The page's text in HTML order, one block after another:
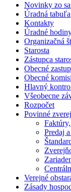
Novinky zo
Úradná tabuľa
Kontakty
Úradné
Organizačná
Starosta
Zástupca
Obecné
Obecné
Hlavný
Všeobecne
Rozpočet
Povinné
Predaj
Verejné
Zásady